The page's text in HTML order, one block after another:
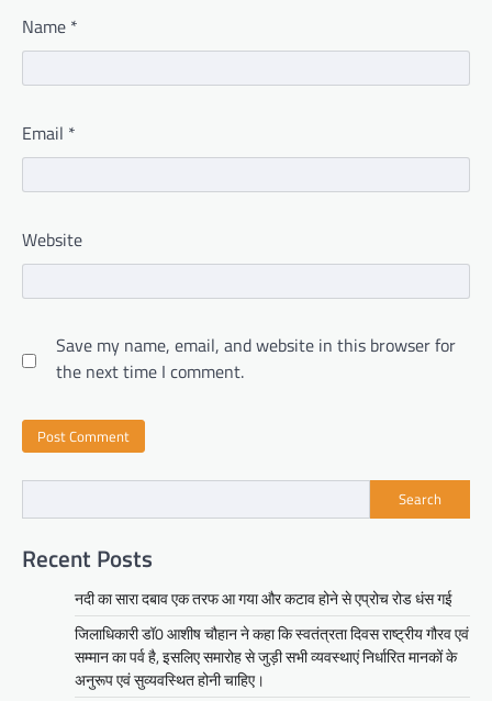
Name *
Email *
Website
Save my name, email, and website in this browser for
the next time I comment.
Search
Recent Posts
नदी का सारा दबाव एक तरफ आ गया और कटाव होने से एप्रोच रोड धंस गई
जिलाधिकारी डॉ0 आशीष चौहान ने कहा कि स्वतंत्रता दिवस राष्ट्रीय गौरव एवं
सम्मान का पर्व है, इसलिए समारोह से जुड़ी सभी व्यवस्थाएं निर्धारित मानकों के
अनुरूप एवं सुव्यवस्थित होनी चाहिए।